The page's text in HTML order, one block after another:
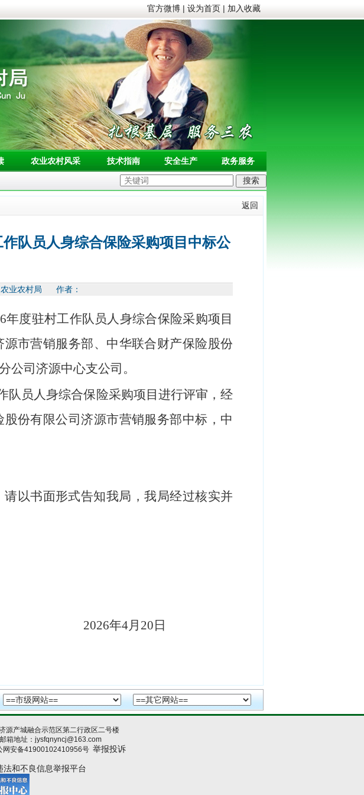
官方微博 | 设为首页 | 加入收藏
农业农村风采 技术指南 安全生产 政务服务
返回
队员人身综合保险采购项目中标公
农业农村局 作者：
年度驻村工作队员人身综合保险采购项目
源市营销服务部、 中华联合财产保险股份
公司济源中心支公司。
队员人身综合保险采购项目进行评审 ，经
股份有限公司济源市营销服务部中标 ，中
以书面形式告知我局，我局经过核实并
年4月 20 日
产城融合示范区第二行政区二号楼
地址：jysfqnyncj@163.com
网安备41900102410956号 举报投诉
法和不良信息举报平台